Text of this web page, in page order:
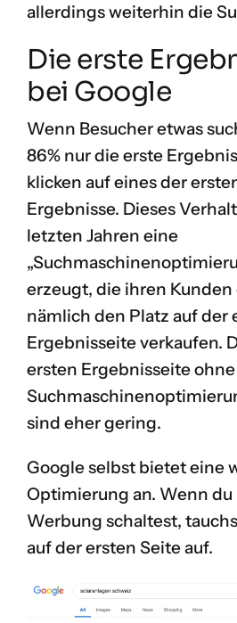
allerdings weiterhin die
Die erste
bei Google
Wenn Besucher etwas
86% nur die erste
klicken auf eines der
Ergebnisse. Dieses
letzten Jahren eine
erzeugt, die ihren Kunden
nämlich den Platz auf der
Ergebnisseite verkaufen.
ersten Ergebnisseite
sind eher gering.
Google selbst bietet eine
Optimierung an. Wenn du
Werbung schaltest,
auf der ersten Seite auf.